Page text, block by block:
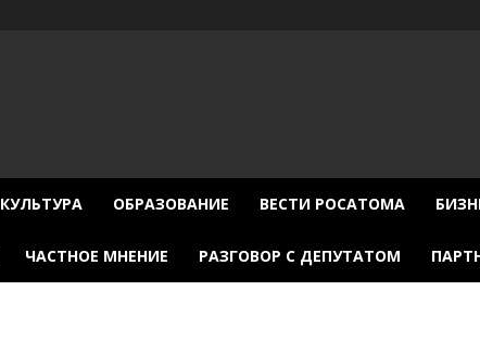
КУЛЬТУРА ОБРАЗОВАНИЕ ВЕСТИ РОСАТОМА
ЧАСТНОЕ МНЕНИЕ РАЗГОВОР С ДЕПУТАТОМ